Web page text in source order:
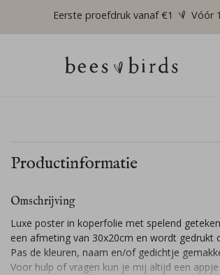
Eerste proefdruk vanaf €1 Vóór
Productinformatie
Omschrijving
Luxe poster in koperfolie met spelend
een afmeting van 30x20cm en wordt gedrukt
Pas de kleuren, naam en/of gedichtje
Voor hulp of vragen kun je mij altijd een